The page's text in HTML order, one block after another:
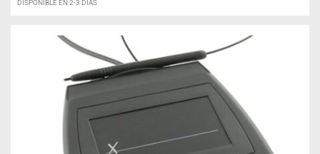
DISPONIBLE EN 2-3 DÍAS